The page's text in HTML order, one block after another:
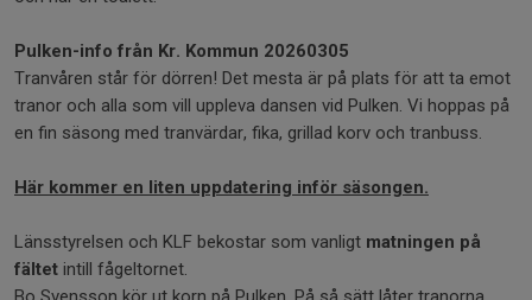
Pulken-info från Kr. Kommun 20260305
Tranvåren står för dörren! Det mesta är på plats för att ta emot
tranor och alla som vill uppleva dansen vid Pulken. Vi hoppas på
en fin säsong med tranvärdar, fika, grillad korv och tranbuss.
Här kommer en liten uppdatering inför säsongen.
Länsstyrelsen och KLF bekostar som vanligt matningen på
fältet intill fågeltornet.